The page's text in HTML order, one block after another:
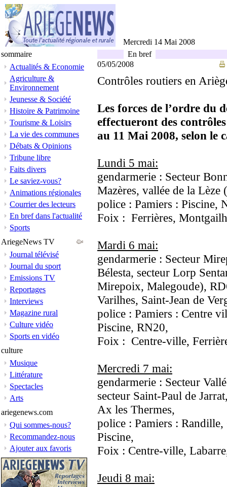
Mercredi 14 Mai 2008
sommaire
Actualités & Economie
Agriculture &
Environnement
Jeunesse & Société
Histoire & Patrimoine
Tourisme & Loisirs
La vie des communes
Débats & Opinions
Tribune libre
Faits divers
Le saviez-vous?
Animations régionales
Courrier des lecteurs
En bref dans l'actualité
Sports
AriegeNews TV
Journal télévisé
Journal du sport
Emissions TV
Reportages
Interviews
Magazine rural
Culture vidéo
Sports en vidéo
culture
Musique
Littérature
Spectacles
Arts
ariegenews.com
Qui sommes-nous?
Recommandez-nous
Ajouter aux favoris
En bref
05/05/2008
Contrôles routiers en
Les forces de l’ordre du
effectueront des
au 11 Mai 2008, selon le
Lundi 5 mai:
gendarmerie : Secteur
Mazères, vallée de la
police : Pamiers : Piscine,
Foix : Ferrières,
Mardi 6 mai:
gendarmerie : Secteur
Bélesta, secteur Lorp
Mirepoix, Malegoude),
Varilhes, Saint-Jean de
police : Pamiers : Centre
Piscine, RN20,
Foix : Centre-ville,
Mercredi 7 mai:
gendarmerie : Secteur
secteur Saint-Paul de
Ax les Thermes,
police : Pamiers : Randille,
Piscine,
Foix : Centre-ville,
Jeudi 8 mai: